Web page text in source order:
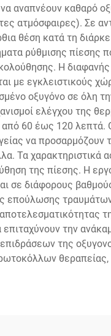
αναπνέουν καθαρό
ατμόσφαιρες). Σε
θέση κατά τη
ρύθμισης πίεσης
Η διαφανής
με εγκλειστικούς
οξυγόνο σε όλη
ελέγχου της
60 έως 120 λεπτά.
να προσαρμόζουν
Τα χαρακτηριστικά
της πίεσης. Η
σε διάφορους
επούλωσης
επιταχύνουν την
της
θεραπείας,